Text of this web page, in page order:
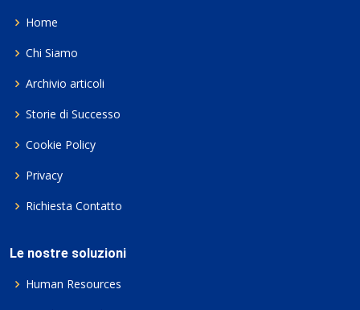
Home
Chi Siamo
Archivio articoli
Storie di Successo
Cookie Policy
Privacy
Richiesta Contatto
Le nostre soluzioni
Human Resources